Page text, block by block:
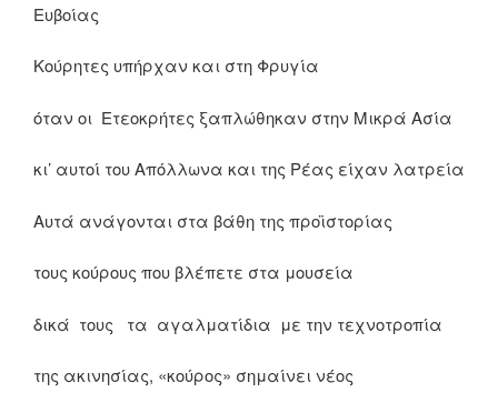
Ευβοίας
Κούρητες υπήρχαν και στη Φρυγία
όταν οι Ετεοκρήτες ξαπλώθηκαν στην Μικρά Ασία
κι’ αυτοί του Απόλλωνα και της Ρέας είχαν λατρεία
Αυτά ανάγονται στα βάθη της προϊστορίας
τους κούρους που βλέπετε στα μουσεία
δικά τους τα αγαλματίδια με την τεχνοτροπία
της ακινησίας, «κούρος» σημαίνει νέος